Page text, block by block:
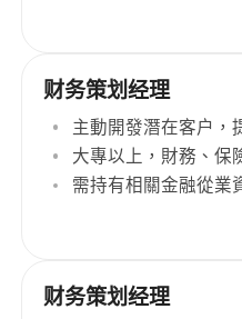
财务策划经理
主動開發潛在客户，
大專以上，財務、保
需持有相關金融從業
财务策划经理